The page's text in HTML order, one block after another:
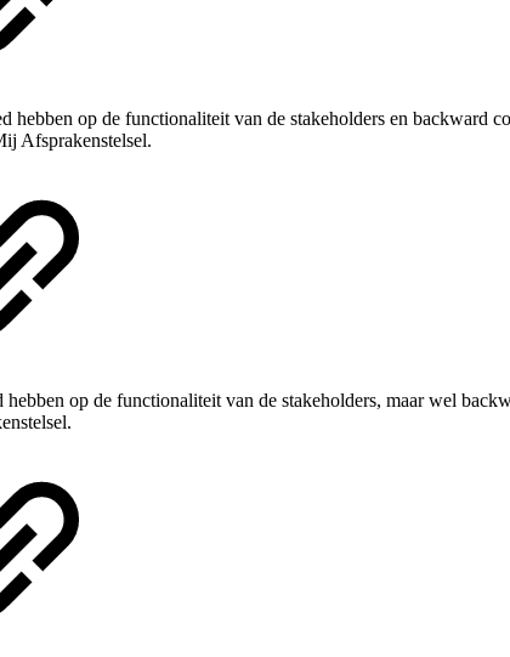
hebben op de functionaliteit van de stakeholders en backward
Afsprakenstelsel.
op de functionaliteit van de stakeholders, maar wel